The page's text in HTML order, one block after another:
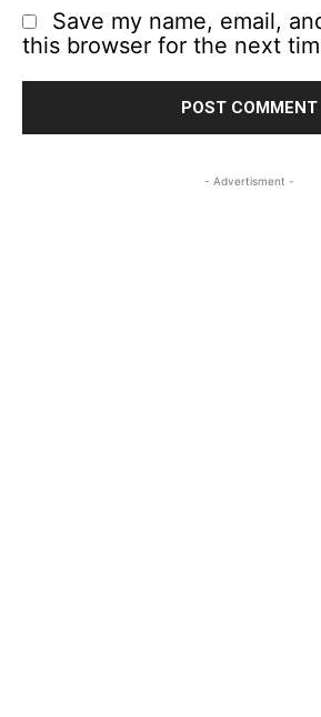
Save my name, email,
this browser for the next
- Advertisment -